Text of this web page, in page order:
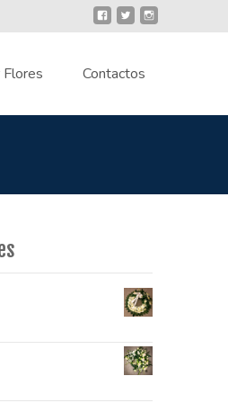
Flores Contactos